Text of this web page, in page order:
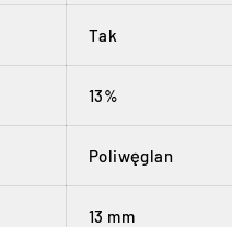
Tak
13%
Poliwęglan
13 mm